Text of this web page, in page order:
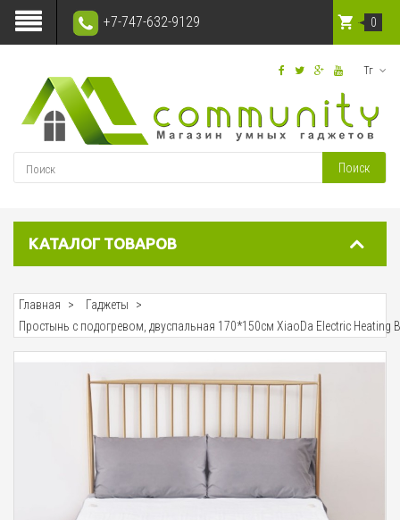
+7-747-632-9129
Тг
Поиск
0
КАТАЛОГ ТОВАРОВ
Главная
Гаджеты
Простынь с подогревом, двуспальная 170*150см XiaoDa Electric Heating